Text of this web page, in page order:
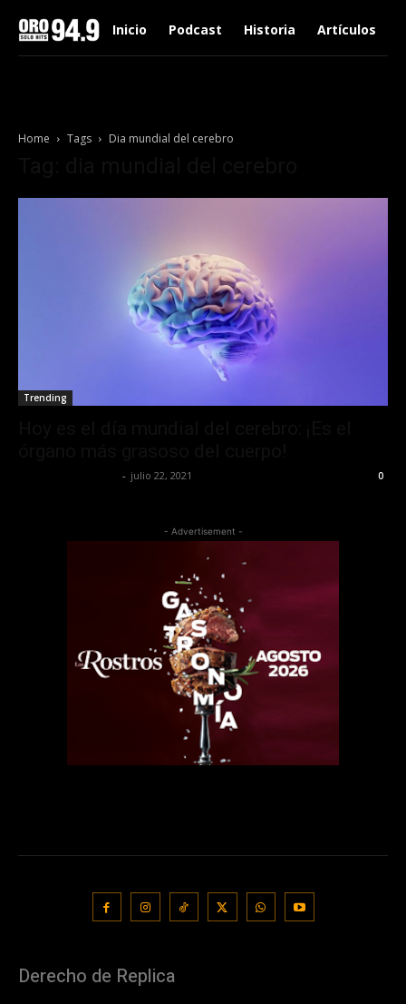
Inicio Podcast Historia Artículos
Home Tags Dia mundial del cerebro
Trending
- julio 22, 2021 0
- Advertisement -
Derecho de Replica